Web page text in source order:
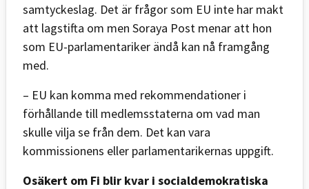
samtyckeslag. Det är frågor som EU inte har makt
att lagstifta om men Soraya Post menar att hon
som EU-parlamentariker ändå kan nå framgång
med.
– EU kan komma med rekommendationer i
förhållande till medlemsstaterna om vad man
skulle vilja se från dem. Det kan vara
kommissionens eller parlamentarikernas uppgift.
Osäkert om Fi blir kvar i socialdemokratiska